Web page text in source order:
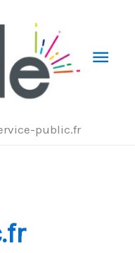
public.fr